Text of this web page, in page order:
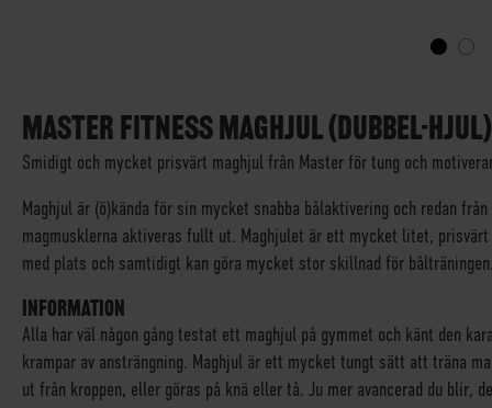
THE
BEGINNING
OF
IMAGES
GALLERY
MASTER FITNESS MAGHJUL (DUBBEL-HJUL)
Smidigt och mycket prisvärt maghjul från Master för tung och
Maghjul är (ö)kända för sin mycket snabba bålaktivering och redan
magmusklerna aktiveras fullt ut. Maghjulet är ett mycket litet,
med plats och samtidigt kan göra mycket stor skillnad för bålträningen.
INFORMATION
Alla har väl någon gång testat ett maghjul på gymmet och känt den
krampar av ansträngning. Maghjul är ett mycket tungt sätt att träna
ut från kroppen, eller göras på knä eller tå. Ju mer avancerad du blir,